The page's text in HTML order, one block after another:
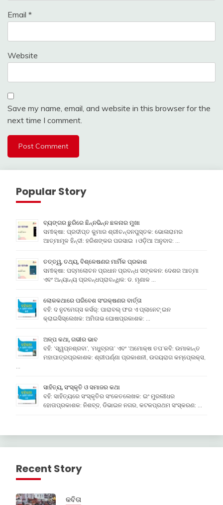
Email *
Website
Save my name, email, and website in this browser for the
next time I comment.
Popular Story
ବ୍ୟଙ୍ଗର ଛୁରିରେ ଛିନ୍ନଭିନ୍ନ ଛଳନାର ମୁଖା
ସମୀକ୍ଷା: ପ୍ରଦୀପ୍ତ କୁମାର ଶ୍ରୀଚନ୍ଦନପୁସ୍ତକ: ଭୋଳାରାମର
ଆତ୍ମାମୂଳ ହିନ୍ଦୀ: ହରିଶଙ୍କର ପରସାଇ । ଓଡ଼ିଆ ଅନୁବାଦ: …
ତତ୍ତ୍ୱ, ତଥ୍ୟ, ବିଶ୍ଳେଷଣର ମାର୍ମିକ ପ୍ରକାଶ
ସମୀକ୍ଷା: ପଦ୍ମଲୋଚନ ପ୍ରଧାନ ପ୍ରବନ୍ଧ ସଙ୍କଳନ: ଦେଶର ଆତ୍ମା
ଏବଂ ଅନ୍ୟାନ୍ୟ ପ୍ରବନ୍ଧପ୍ରାବନ୍ଧିକ: ଡ. ମୃଣାଳ …
ଲୋକକଥାରେ ପରିବେଶ ସଂରକ୍ଷଣର ବାର୍ତ୍ତା
ବହି: ଦ ନୁଟମେଗ୍ସ କର୍ସର୍: ପାରାବଲ୍ ଫର ଏ ପ୍ଲାନେଟ୍ ଇନ
କ୍ରାଇସିସ୍ଲେଖକ: ଅମିତାଭ ଘୋଷପ୍ରକାଶକ: …
ଅଳ୍ପ କଥା, ଗଭୀର ଭାବ
ବହି: ‘ସ୍ୱପ୍ନଶ୍ରବା’, ‘ମଧୁବ୍ରତା’ ଏବଂ ‘ଅମୋକ୍ଷ ତପ’କବି: ଉମାକାନ୍ତ
ମହାପାତ୍ରପ୍ରକାଶକ: ଶ୍ରୀପର୍ଣ୍ଣା ପ୍ରକାଶନୀ, ଉଦୟରାଗ କମ୍ପେ୍ଲକ୍ସ,
…
ସାହିତ୍ୟ, ସଂସ୍କୃତି ଓ ସମାଜର କଥା
ବହି: ସାହିତ୍ୟରେ ସଂସ୍କୃତିର ସଂକେତଲେଖକ: ଇଂ ମୁରଲୀଧର
ହୋତାପ୍ରକାଶକ: ନିଶବ୍ଦ, ଡିଭାଇନ ନଗର, କଟକପ୍ରଥମ ସଂସ୍କରଣ: …
Recent Story
କବିତା